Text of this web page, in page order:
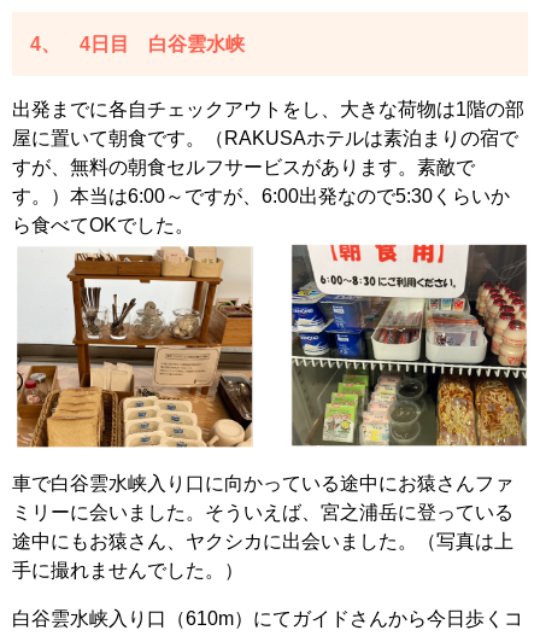
4、 4日目 白谷雲水峡
出発までに各自チェックアウトをし、大きな荷物は1階の部
屋に置いて朝食です。（RAKUSAホテルは素泊まりの宿で
すが、無料の朝食セルフサービスがあります。素敵で
す。）本当は6:00～ですが、6:00出発なので5:30くらいか
ら食べてOKでした。
車で白谷雲水峡入り口に向かっている途中にお猿さんファ
ミリーに会いました。そういえば、宮之浦岳に登っている
途中にもお猿さん、ヤクシカに出会いました。（写真は上
手に撮れませんでした。）
白谷雲水峡入り口（610m）にてガイドさんから今日歩くコ